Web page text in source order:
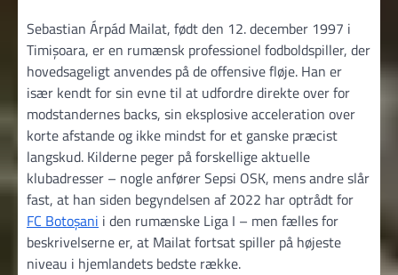
Sebastian Árpád Mailat, født den 12. december 1997 i
Timișoara, er en rumænsk professionel fodboldspiller, der
hovedsageligt anvendes på de offensive fløje. Han er
især kendt for sin evne til at udfordre direkte over for
modstandernes backs, sin eksplosive acceleration over
korte afstande og ikke mindst for et ganske præcist
langskud. Kilderne peger på forskellige aktuelle
klubadresser – nogle anfører Sepsi OSK, mens andre slår
fast, at han siden begyndelsen af 2022 har optrådt for
FC Botoșani i den rumænske Liga I – men fælles for
beskrivelserne er, at Mailat fortsat spiller på højeste
niveau i hjemlandets bedste række.